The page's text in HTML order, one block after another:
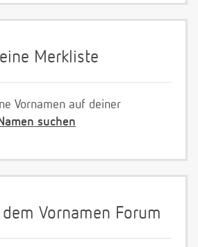
Merkliste
Vornamen auf deiner
suchen
Vornamen Forum